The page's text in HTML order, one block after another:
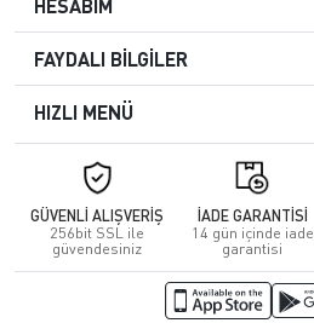
HESABIM
FAYDALI BİLGİLER
HIZLI MENÜ
GÜVENLİ ALIŞVERİŞ
256bit SSL ile
güvendesiniz
İADE GARANTİSİ
14 gün içinde iade
garantisi